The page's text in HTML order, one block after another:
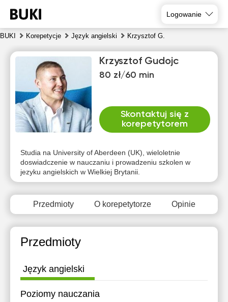
Logowanie
BUKI Korepetycje Język angielski Krzysztof G.
Krzysztof Gudojc
80 zł/60 min
Skontaktuj się z
korepetytorem
Studia na University of Aberdeen (UK), wieloletnie
doswiadczenie w nauczaniu i prowadzeniu szkolen w
jezyku angielskich w Wielkiej Brytanii.
Przedmioty O korepetytorze Opinie
Przedmioty
Język angielski
Poziomy nauczania
6
7
8
9
10
18:30
19:30
20:00
18:30
19:30
20:00
12:30
13:00
Brak
dostępnych
terminów
dostępnych
terminów
dostępnych
terminów